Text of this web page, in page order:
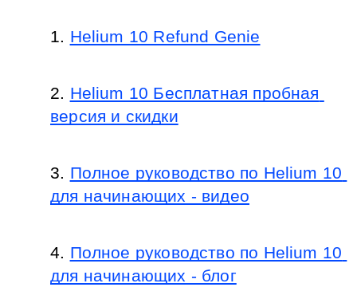
Helium 10 Refund Genie
Helium 10 Бесплатная пробная
версия и скидки
Полное руководство по Helium 10
для начинающих - видео
Полное руководство по Helium 10
для начинающих - блог